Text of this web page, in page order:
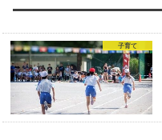
子育て